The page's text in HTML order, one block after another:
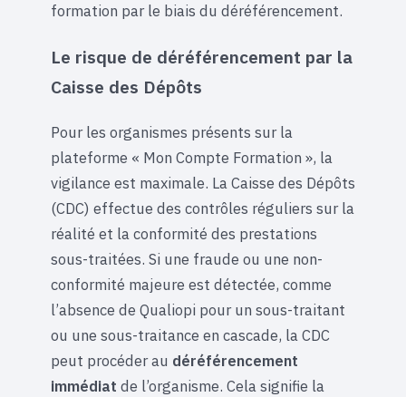
formation par le biais du déréférencement.
Le risque de déréférencement par la
Caisse des Dépôts
Pour les organismes présents sur la
plateforme « Mon Compte Formation », la
vigilance est maximale. La Caisse des Dépôts
(CDC) effectue des contrôles réguliers sur la
réalité et la conformité des prestations
sous-traitées. Si une fraude ou une non-
conformité majeure est détectée, comme
l’absence de Qualiopi pour un sous-traitant
ou une sous-traitance en cascade, la CDC
peut procéder au déréférencement
immédiat de l’organisme. Cela signifie la